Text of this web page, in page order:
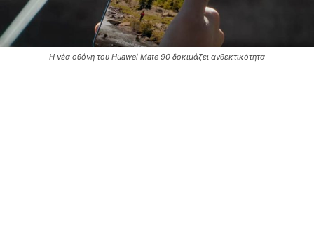
Η νέα οθόνη του Huawei Mate 90 δοκιμάζει ανθεκτικότητα